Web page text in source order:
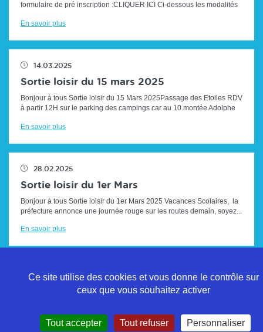
formulaire de pré inscription :CLIQUER ICI Ci-dessous les modalités
En savoir plus
14.03.2025
Sortie loisir du 15 mars 2025
Bonjour à tous Sortie loisir du 15 Mars 2025Passage des Etoiles RDV
à partir 12H sur le parking des campings car au 10 montée Adolphe
En savoir plus
28.02.2025
Sortie loisir du 1er Mars
Bonjour à tous Sortie loisir du 1er Mars 2025 Vacances Scolaires, la
préfecture annonce une journée rouge sur les routes demain, soyez...
En savoir plus
Mentions légales
Ce site utilise des cookies et vous donne le contrôle sur
ceux que vous souhaitez activer
Tout accepter Tout refuser Personnaliser